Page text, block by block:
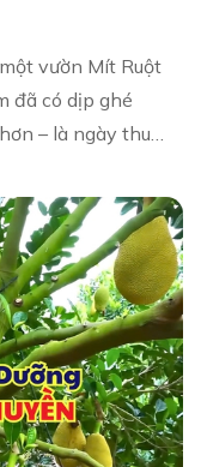
vườn Mít Ruột
đã có dịp ghé
– là ngày thu